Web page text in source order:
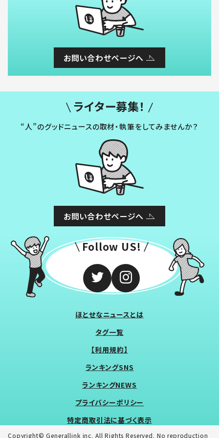
お問い合わせページへ
ライター募集！
“人”のグッドニュースの取材・執筆をしてみませんか？
お問い合わせページへ
Follow US!
ほとせなニュースとは
タグ一覧
【利用規約】
ランキングSNS
ランキングNEWS
プライバシーポリシー
特定商取引法に基づく表示
Copyright© Generallink inc. All Rights Reserved. No reproduction